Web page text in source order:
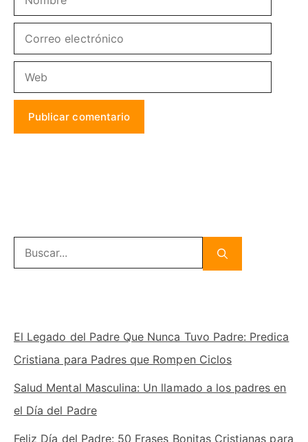
Correo
electrónico
Web
Buscar:
El Legado del Padre Que Nunca Tuvo Padre: Predica
Cristiana para Padres que Rompen Ciclos
Salud Mental Masculina: Un llamado a los padres en
el Día del Padre
Feliz Día del Padre: 50 Frases Bonitas Cristianas para